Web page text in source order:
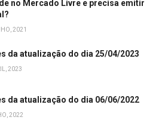
no Mercado Livre e precisa emitir
2021
da atualização do dia 25/04/2023
2023
da atualização do dia 06/06/2022
2022